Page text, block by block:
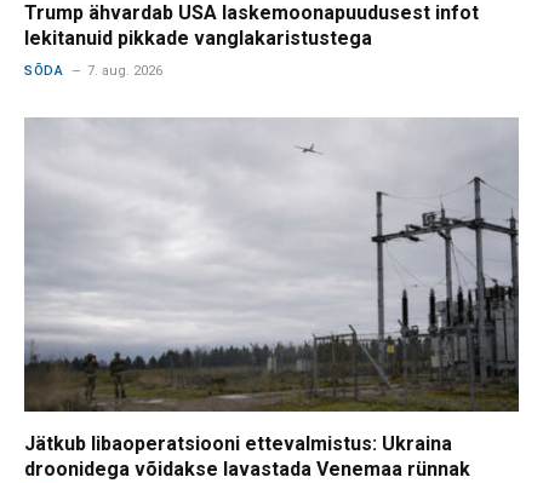
Trump ähvardab USA laskemoonapuudusest infot
lekitanuid pikkade vanglakaristustega
SÕDA 7. aug. 2026
Jätkub libaoperatsiooni ettevalmistus: Ukraina
droonidega võidakse lavastada Venemaa rünnak